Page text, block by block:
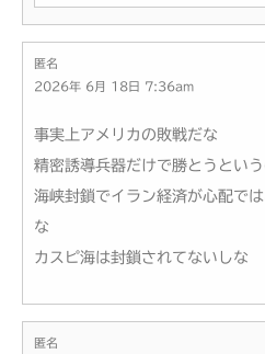
匿名
2026年 6月 18日 7:36am
事実上アメリカの敗戦だな
精密誘導兵器だけで勝とうとい
海峡封鎖でイラン経済が心配で
な
カスピ海は封鎖されてないしな
匿名